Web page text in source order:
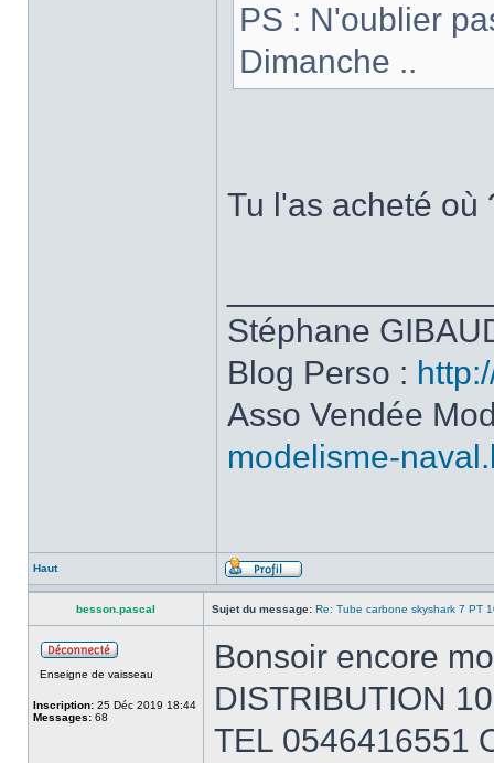
PS : N'oublier
Dimanche ..
Tu l'as acheté où
Stéphane
Blog Perso :
Asso Vendée
modelisme-
Haut
besson.pascal Sujet du message: Re: Tube carbone skyshark 7 PT
Enseigne de vaisseau
Inscription: 25 Déc 2019 18:44
Messages: 68
Bonsoir encore
DISTRIBUTION
TEL 0546416551